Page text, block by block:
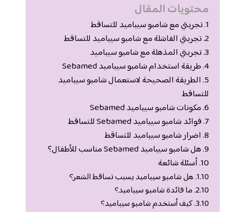
محتويات المقال
تجربتي مع شامبو سيباميد للتساقط
تجربتي الفاشلة مع شامبو سيباميد للتساقط
تجربتي المذهلة مع شامبو سيباميد
طريقة استخدام شامبو سيباميد Sebamed
الطريقة الصحيحة لاستعمال شامبو سيباميد
للتساقط
مكونات شامبو سيباميد Sebamed
فوائد شامبو سيباميد Sebamed للتساقط
اضرار شامبو سيباميد للتساقط
هل شامبو سيباميد Sebamed مناسب للأطفال؟
أسئلة شائعة
هل شامبو سيباميد يسبب تساقط الشعر؟
ما فائدة شامبو سيباميد؟
كيف أستخدم شامبو سيباميد؟